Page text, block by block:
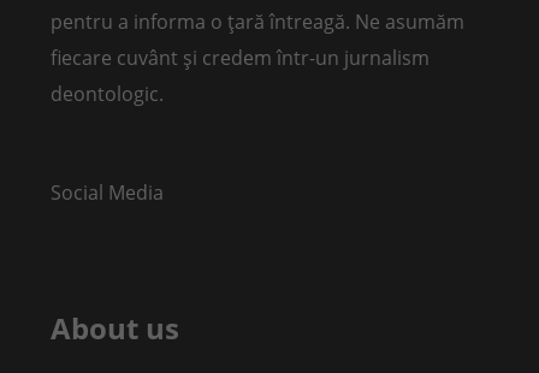
pentru a informa o țară întreagă. Ne asumăm
fiecare cuvânt și credem într-un jurnalism
deontologic.
Social Media
About us